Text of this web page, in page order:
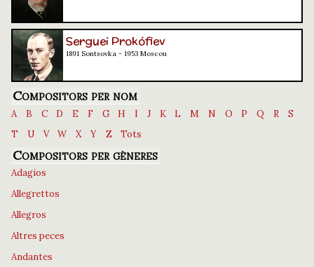
Serguei Prokófiev
1891 Sontsovka - 1953 Moscou
Compositors per nom
A B C D E F G H I J K L M N O P Q R
S
T
U V W X Y Z Tots
Compositors per gèneres
Adagios
Allegrettos
Allegros
Altres peces
Andantes